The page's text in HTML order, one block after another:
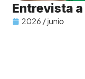
Entrevista
2026 / junio